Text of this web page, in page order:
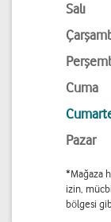
Salı
Cuma
Pazar
*Mağaza
izin,
bölgesi